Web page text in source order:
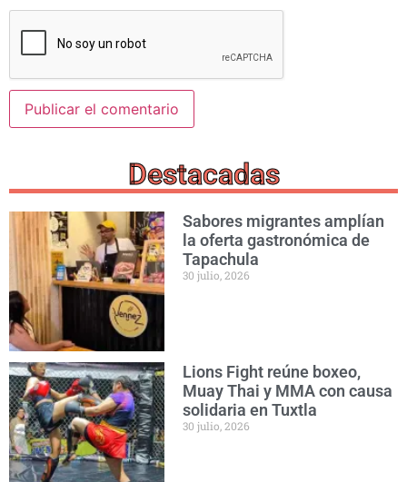
Destacadas
Sabores migrantes amplían
la oferta gastronómica de
Tapachula
30 julio, 2026
Lions Fight reúne boxeo,
Muay Thai y MMA con causa
solidaria en Tuxtla
30 julio, 2026